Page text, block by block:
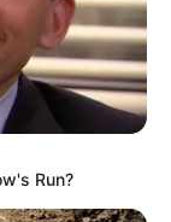
Run?